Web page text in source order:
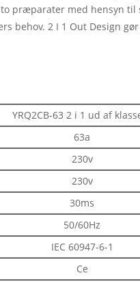
præparater med hensyn
behov. 2 I 1 Out Design
YRQ2CB-63 2 i 1 ud af
63a
230v
230v
30ms
50/60Hz
IEC 60947-6-1
Ce